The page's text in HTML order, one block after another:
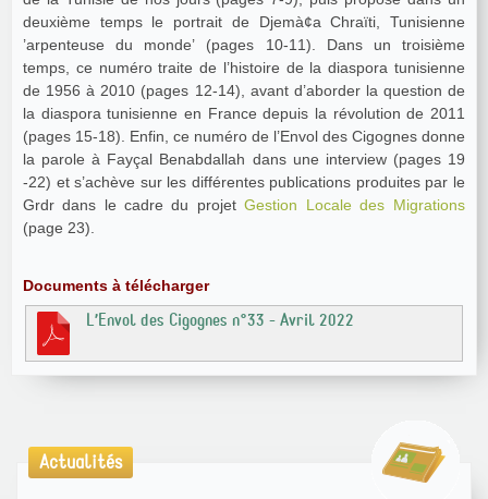
deuxième temps le portrait de Djemà¢a Chraïti, Tunisienne
’arpenteuse du monde’ (pages 10-11). Dans un troisième
temps, ce numéro traite de l’histoire de la diaspora tunisienne
de 1956 à 2010 (pages 12-14), avant d’aborder la question de
la diaspora tunisienne en France depuis la révolution de 2011
(pages 15-18). Enfin, ce numéro de l’Envol des Cigognes donne
la parole à Fayçal Benabdallah dans une interview (pages 19
-22) et s’achève sur les différentes publications produites par le
Grdr dans le cadre du projet Gestion Locale des Migrations
(page 23).
Documents à télécharger
L’Envol des Cigognes n°33 - Avril 2022
Actualités